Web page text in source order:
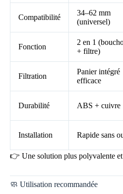
Compatibilité
34–62 mm
(universel)
Fonction
2 en 1
+ filtre)
Filtration
Panier intégré
efficace
Durabilité ABS + cuivre
Installation Rapide sans
👉 Une solution plus polyvalente
🧼 Utilisation recommandée